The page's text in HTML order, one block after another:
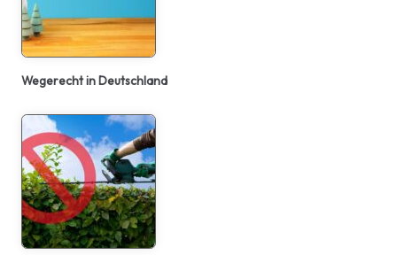
Wegerecht in Deutschland